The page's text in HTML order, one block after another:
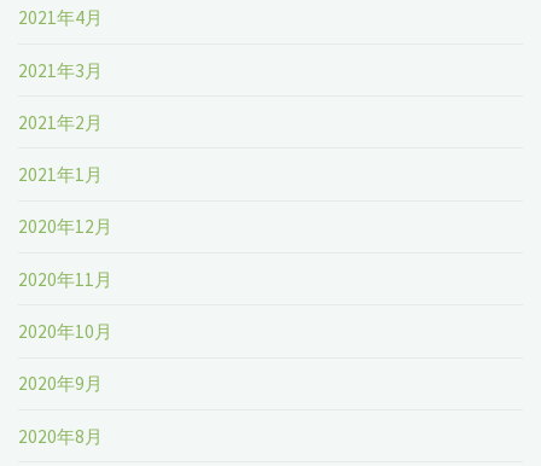
2021年4月
2021年3月
2021年2月
2021年1月
2020年12月
2020年11月
2020年10月
2020年9月
2020年8月